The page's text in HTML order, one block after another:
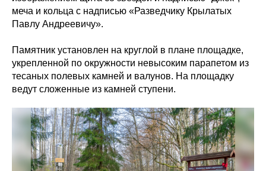
меча и кольца с надписью «Разведчику Крылатых
Павлу Андреевичу».
Памятник установлен на круглой в плане площадке,
укрепленной по окружности невысоким парапетом из
тесаных полевых камней и валунов. На площадку
ведут сложенные из камней ступени.